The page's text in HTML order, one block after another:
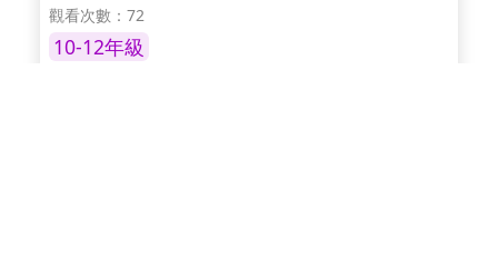
觀看次數：72
10-12年級